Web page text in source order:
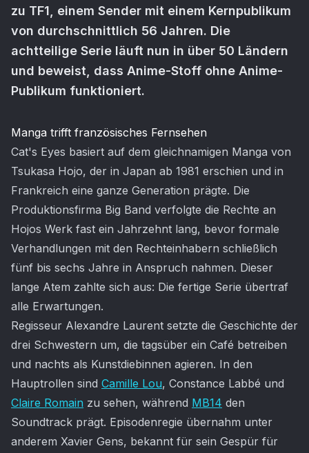
zu TF1, einem Sender mit einem Kernpublikum
von durchschnittlich 56 Jahren. Die
achtteilige Serie läuft nun in über 50 Ländern
und beweist, dass Anime-Stoff ohne Anime-
Publikum funktioniert.
Artikel-Inhalt
Manga trifft französisches Fernsehen
Cat's Eyes basiert auf dem gleichnamigen Manga von
Tsukasa Hojo, der in Japan ab 1981 erschien und in
Frankreich eine ganze Generation prägte. Die
Produktionsfirma Big Band verfolgte die Rechte an
Hojos Werk fast ein Jahrzehnt lang, bevor formale
Verhandlungen mit den Rechteinhabern schließlich
fünf bis sechs Jahre in Anspruch nahmen. Dieser
lange Atem zahlte sich aus: Die fertige Serie übertraf
alle Erwartungen.
Regisseur Alexandre Laurent setzte die Geschichte der
drei Schwestern um, die tagsüber ein Café betreiben
und nachts als Kunstdiebinnen agieren. In den
Hauptrollen sind Camille Lou, Constance Labbé und
Claire Romain zu sehen, während MB14 den
Soundtrack prägt. Episodenregie übernahm unter
anderem Xavier Gens, bekannt für sein Gespür für